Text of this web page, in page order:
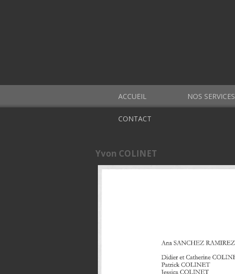
ACCUEIL NOS SERVICES
CONTACT
Yvon COLINET